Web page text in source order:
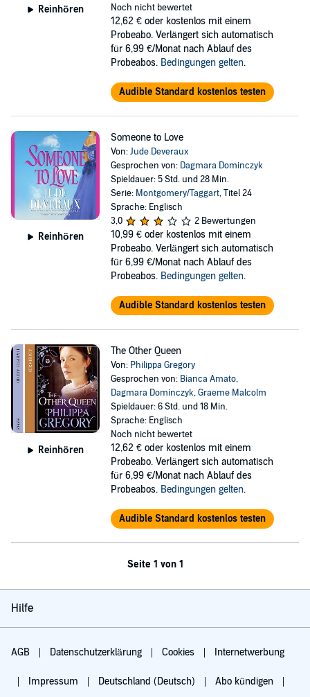
Reinhören
Noch nicht bewertet
12,62 € oder kostenlos mit einem
Probeabo. Verlängert sich automatisch
für 6,99 €/Monat nach Ablauf des
Probeabos. Bedingungen gelten.
Audible Standard kostenlos testen
Reinhören
Someone to Love
Von:Jude Deveraux
Gesprochen von: Dagmara Dominczyk
Spieldauer: 5 Std. und 28 Min.
Serie: Montgomery/Taggart, Titel 24
Sprache: Englisch
3,0
2 Bewertungen
10,99 € oder kostenlos mit einem
Probeabo. Verlängert sich automatisch
für 6,99 €/Monat nach Ablauf des
Probeabos. Bedingungen gelten.
Audible Standard kostenlos testen
Reinhören
The Other Queen
Von: Philippa Gregory
Gesprochen von: Bianca Amato,
Dagmara Dominczyk,Graeme Malcolm
Spieldauer: 6 Std. und 18 Min.
Sprache: Englisch
Noch nicht bewertet
12,62 € oder kostenlos mit einem
Probeabo. Verlängert sich automatisch
für 6,99 €/Monat nach Ablauf des
Probeabos. Bedingungen gelten.
Audible Standard kostenlos testen
Seite 1 von 1
Hilfe
AGB Datenschutzerklärung Cookies Internetwerbung
Impressum Deutschland (Deutsch) Abo kündigen